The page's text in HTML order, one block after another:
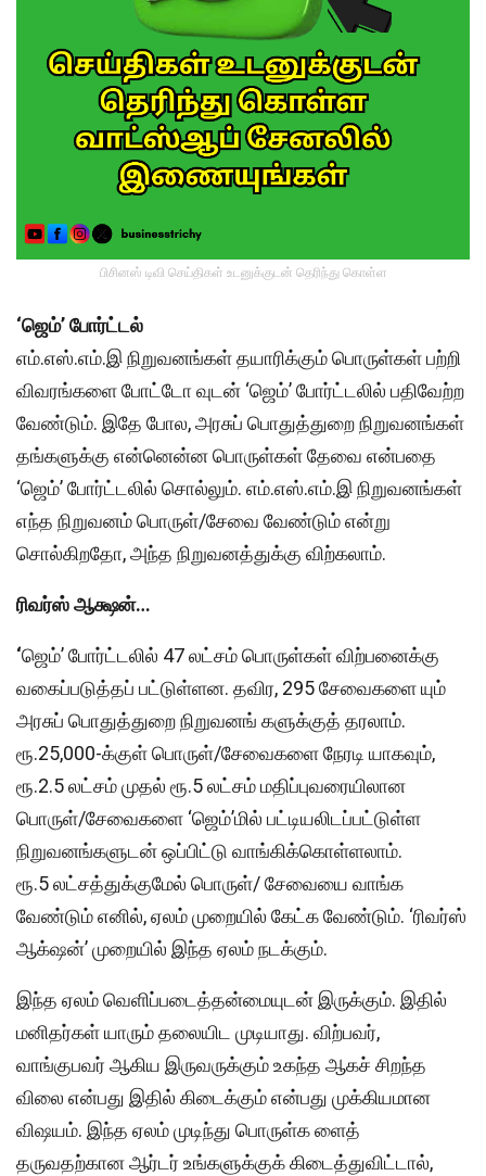
பிசினஸ் டிவி செய்திகள் உடனுக்குடன் தெரிந்து கொள்ள
‘ஜெம்’ போர்ட்டல்
எம்.எஸ்.எம்.இ நிறுவனங்கள் தயாரிக்கும் பொருள்கள் பற்றி
விவரங்களை போட்டோ வுடன் ‘ஜெம்’ போர்ட்டலில் பதிவேற்ற
வேண்டும். இதே போல, அரசுப் பொதுத்துறை நிறுவனங்கள்
தங்களுக்கு என்னென்ன பொருள்கள் தேவை என்பதை
‘ஜெம்’ போர்ட்டலில் சொல்லும். எம்.எஸ்.எம்.இ நிறுவனங்கள்
எந்த நிறுவனம் பொருள்/சேவை வேண்டும் என்று
சொல்கிறதோ, அந்த நிறுவனத்துக்கு விற்கலாம்.
ரிவர்ஸ் ஆக்ஷன்…
‘ஜெம்’ போர்ட்டலில் 47 லட்சம் பொருள்கள் விற்பனைக்கு
வகைப்படுத்தப் பட்டுள்ளன. தவிர, 295 சேவைகளை யும்
அரசுப் பொதுத்துறை நிறுவனங் களுக்குத் தரலாம்.
ரூ.25,000-க்குள் பொருள்/சேவைகளை நேரடி யாகவும்,
ரூ.2.5 லட்சம் முதல் ரூ.5 லட்சம் மதிப்புவரையிலான
பொருள்/சேவைகளை ‘ஜெம்’மில் பட்டியலிடப்பட்டுள்ள
நிறுவனங்களுடன் ஒப்பிட்டு வாங்கிக்கொள்ளலாம்.
ரூ.5 லட்சத்துக்குமேல் பொருள்/ சேவையை வாங்க
வேண்டும் எனில், ஏலம் முறையில் கேட்க வேண்டும். ‘ரிவர்ஸ்
ஆக்‌ஷன்’ முறையில் இந்த ஏலம் நடக்கும்.
இந்த ஏலம் வெளிப்படைத்தன்மையுடன் இருக்கும். இதில்
மனிதர்கள் யாரும் தலையிட முடியாது. விற்பவர்,
வாங்குபவர் ஆகிய இருவருக்கும் உகந்த ஆகச் சிறந்த
விலை என்பது இதில் கிடைக்கும் என்பது முக்கியமான
விஷயம். இந்த ஏலம் முடிந்து பொருள்க ளைத்
தருவதற்கான ஆர்டர் உங்களுக்குக் கிடைத்துவிட்டால்,